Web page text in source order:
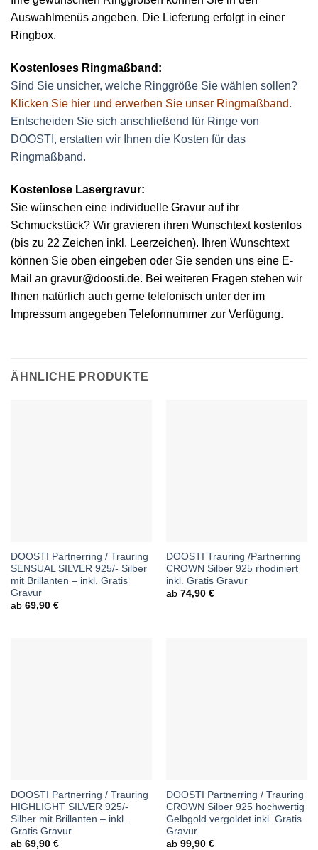
Auswahlmenüs angeben. Die Lieferung erfolgt in einer
Ringbox.
Kostenloses Ringmaßband:
Sind Sie unsicher, welche Ringgröße Sie wählen sollen?
Klicken Sie hier und erwerben Sie unser Ringmaßband.
Entscheiden Sie sich anschließend für Ringe von
DOOSTI, erstatten wir Ihnen die Kosten für das
Ringmaßband.
Kostenlose Lasergravur:
Sie wünschen eine individuelle Gravur auf ihr
Schmuckstück? Wir gravieren ihren Wunschtext kostenlos
(bis zu 22 Zeichen inkl. Leerzeichen). Ihren Wunschtext
können Sie oben eingeben oder Sie senden uns eine E-
Mail an gravur@doosti.de. Bei weiteren Fragen stehen wir
Ihnen natürlich auch gerne telefonisch unter der im
Impressum angegeben Telefonnummer zur Verfügung.
ÄHNLICHE PRODUKTE
DOOSTI Partnerring / Trauring
SENSUAL SILVER 925/- Silber
mit Brillanten – inkl. Gratis
Gravur
ab 69,90 €
DOOSTI Trauring /Partnerring
CROWN Silber 925 rhodiniert
inkl. Gratis Gravur
ab 74,90 €
DOOSTI Partnerring / Trauring
HIGHLIGHT SILVER 925/-
Silber mit Brillanten – inkl.
Gratis Gravur
ab 69,90 €
DOOSTI Partnerring / Trauring
CROWN Silber 925 hochwertig
Gelbgold vergoldet inkl. Gratis
Gravur
ab 99,90 €